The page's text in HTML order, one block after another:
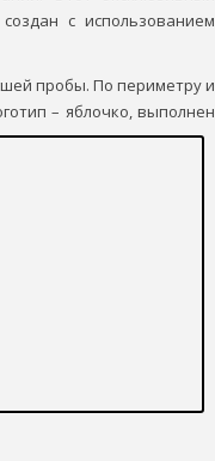
с использованием
пробы. По периметру и
– яблочко, выполнен